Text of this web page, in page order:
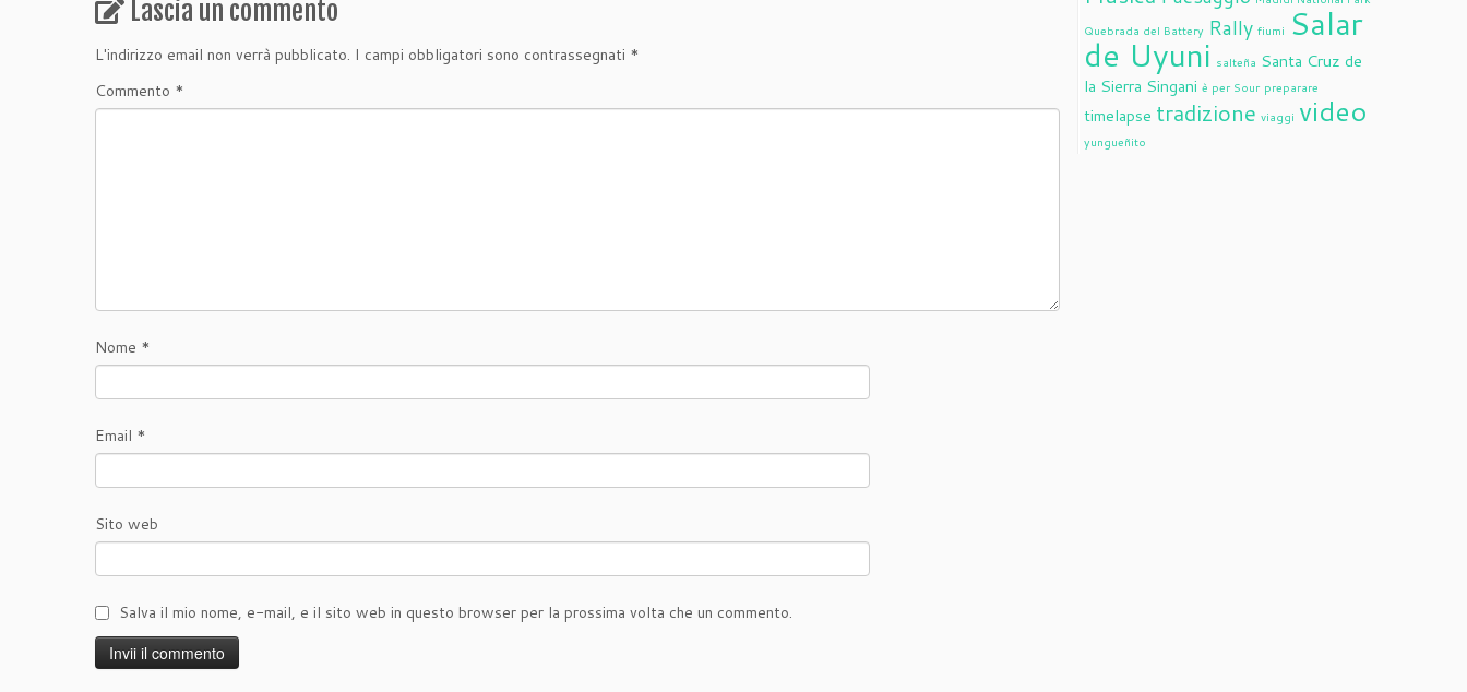
Lascia un commento
L'indirizzo email non verrà pubblicato. I campi obbligatori sono contrassegnati *
Commento *
Nome *
Email *
Sito web
Salva il mio nome, e-mail, e il sito web in questo browser per la prossima volta che un commento.
Quebrada del Battery Rally fiumi Salar
de Uyuni salteña Santa Cruz de
la Sierra Singani è per Sour preparare
timelapse tradizione viaggi video
yungueñito